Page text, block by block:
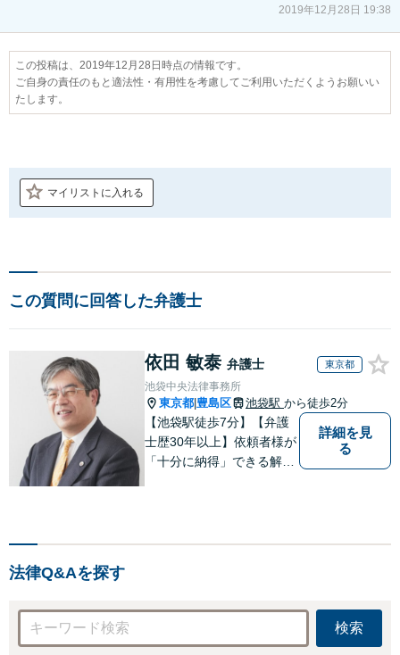
2019年12月28日 19:38
この投稿は、2019年12月28日時点の情報です。
ご自身の責任のもと適法性・有用性を考慮してご利用いただくようお願いい
たします。
マイリストに入れる
この質問に回答した弁護士
依田 敏泰 弁護士 東京都
池袋中央法律事務所
東京都 豊島区 池袋駅 から徒歩2分
【池袋駅徒歩7分】【弁護
士歴30年以上】依頼者様が
「十分に納得」できる解決
詳細を見
る
法律Q&Aを探す
検索